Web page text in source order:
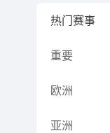
热门赛事
重要
欧洲
亚洲